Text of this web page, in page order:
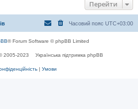
Перейти
Часовий пояс UTC+03:00
® Forum Software © phpBB Limited
2005-2023 Українська підтримка phpBB
| Умови